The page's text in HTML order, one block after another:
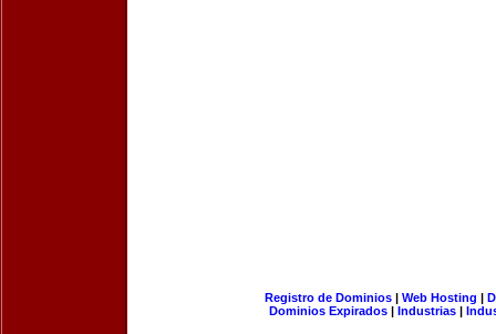
Registro de Dominios| Web Hosting |
Dominios Expirados | Industrias |